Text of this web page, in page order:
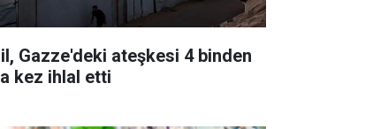
Gazze'deki ateşkesi 4 binden
kez ihlal etti